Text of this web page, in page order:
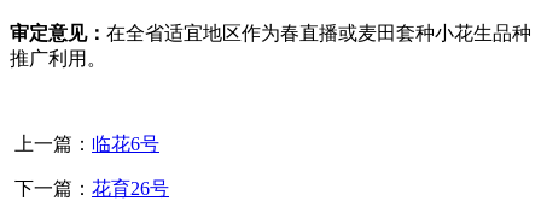
审定意见： 在全省适宜地区作为春直播或麦田套种小花生品种
推广利用。
上一篇： 临花6号
下一篇： 花育26号